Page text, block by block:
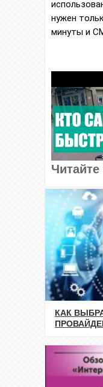
нужен
минуты и
Читайте
КАК